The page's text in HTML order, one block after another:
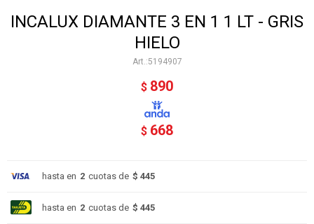
INCALUX DIAMANTE 3 EN 1 1 LT - GRIS
HIELO
5194907
$ 890
$ 668
hasta en 2 cuotas de $ 445
hasta en 2 cuotas de $ 445